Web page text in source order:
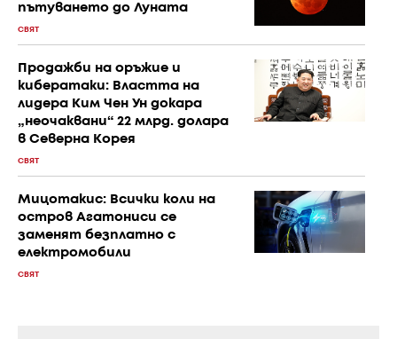
пътуването до Луната
СВЯТ
Продажби на оръжие и
кибератаки: Властта на
лидера Ким Чен Ун докара
„неочаквани“ 22 млрд. долара
в Северна Корея
СВЯТ
Мицотакис: Всички коли на
остров Агатониси се
заменят безплатно с
електромобили
СВЯТ